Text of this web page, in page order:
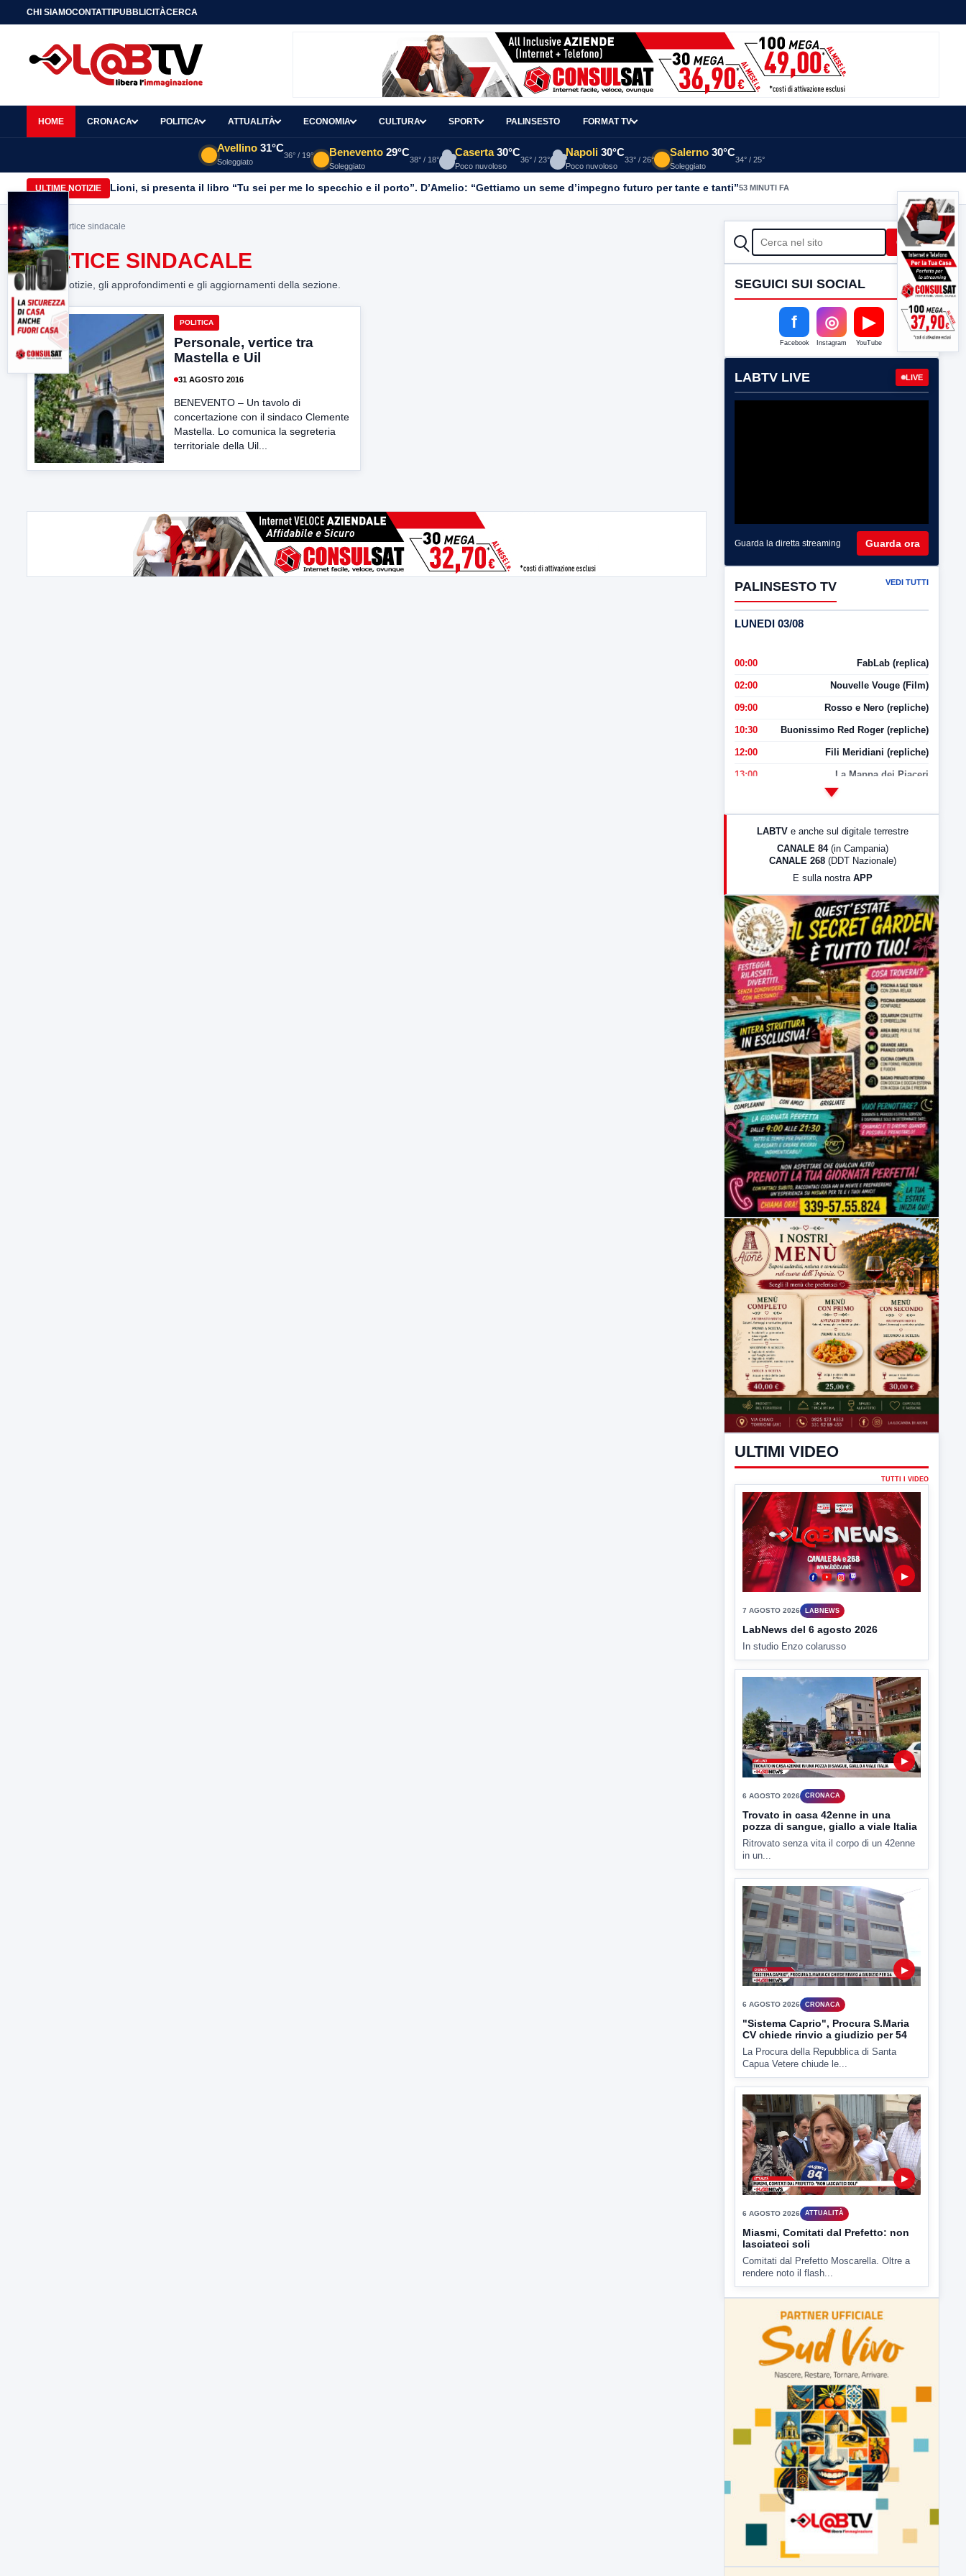
CHI SIAMOCONTATTIPUBBLICITÀCERCA
HOME CRONACA POLITICA ATTUALITÀ ECONOMIA CULTURA SPORT PALINSESTO FORMAT TV
Avellino 31°C
Soleggiato
36° / 19° Benevento 29°C
Soleggiato
38° / 18°
Caserta 30°C
Poco nuvoloso
36° / 23°
Napoli 30°C
Poco nuvoloso
33° / 26°
Salerno 30°C
Soleggiato
34° / 25°
ULTIME NOTIZIE Lioni, si presenta il libro “Tu sei per me lo specchio e il porto”. D’Amelio: “Gettiamo un seme d’impegno futuro per tante e tanti”53 MINUTI FA
Home> vertice sindacale
VERTICE SINDACALE
Tutte le notizie, gli approfondimenti e gli aggiornamenti della sezione.
POLITICA
Personale, vertice tra
Mastella e Uil
31 AGOSTO 2016
BENEVENTO – Un tavolo di
concertazione con il sindaco Clemente
Mastella. Lo comunica la segreteria
territoriale della Uil...
CERCA Cerca
SEGUICI SUI SOCIAL
f
Facebook
◎
Instagram
▶
YouTube
LABTV LIVE LIVE
Guarda la diretta streaming Guarda ora
PALINSESTO TV VEDI TUTTI
LUNEDI 03/08
00:00 FabLab (replica)
02:00 Nouvelle Vouge (Film)
09:00 Rosso e Nero (repliche)
10:30 Buonissimo Red Roger (repliche)
12:00 Fili Meridiani (repliche)
13:00 La Mappa dei Piaceri
LabNews (Diretta)
23:00 LabNews (replica)
LABTV e anche sul digitale terrestre
CANALE 84 (in Campania)
CANALE 268 (DDT Nazionale)
E sulla nostra APP
ULTIMI VIDEO
TUTTI I VIDEO
7 AGOSTO 2026 LABNEWS
LabNews del 6 agosto 2026
In studio Enzo colarusso
▶
6 AGOSTO 2026 CRONACA
Trovato in casa 42enne in una
pozza di sangue, giallo a viale Italia
Ritrovato senza vita il corpo di un 42enne
in un...
▶
6 AGOSTO 2026
"Sistema Caprio", Procura S.Maria
CV chiede rinvio a giudizio per 54
La Procura della Repubblica di Santa
Capua Vetere chiude le...
▶
6 AGOSTO 2026 ATTUALITÀ
Miasmi, Comitati dal Prefetto: non
lasciateci soli
Comitati dal Prefetto Moscarella. Oltre a
rendere noto il flash...